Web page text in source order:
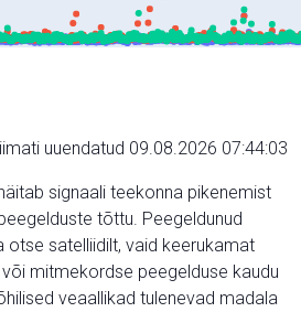
uuendatud 09.08.2026 07:44:03
signaali teekonna pikenemist
tõttu. Peegeldunud
otse satelliidilt, vaid keerukamat
mitmekordse peegelduse kaudu
veaallikad tulenevad madala